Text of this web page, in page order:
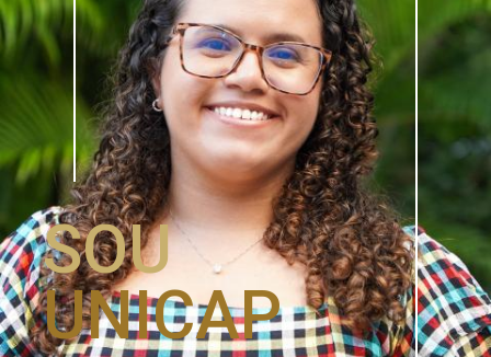
SOU
UNICAP